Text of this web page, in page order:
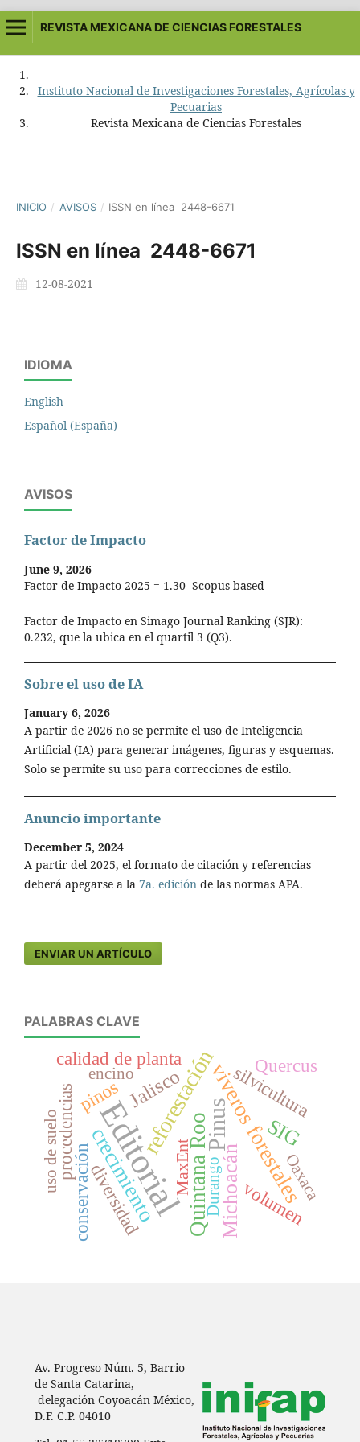
REVISTA MEXICANA DE CIENCIAS FORESTALES
Instituto Nacional de Investigaciones Forestales, Agrícolas y
Pecuarias
Revista Mexicana de Ciencias Forestales
INICIO / AVISOS / ISSN en línea 2448-6671
ISSN en línea 2448-6671
12-08-2021
IDIOMA
English
Español (España)
AVISOS
Factor de Impacto
June 9, 2026
Factor de Impacto 2025 = 1.30 Scopus based
Factor de Impacto en Simago Journal Ranking (SJR):
0.232, que la ubica en el quartil 3 (Q3).
Sobre el uso de IA
January 6, 2026
A partir de 2026 no se permite el uso de Inteligencia
Artificial (IA) para generar imágenes, figuras y esquemas.
Solo se permite su uso para correcciones de estilo.
Anuncio importante
December 5, 2024
A partir del 2025, el formato de citación y referencias
deberá apegarse a la 7a. edición de las normas APA.
ENVIAR UN ARTÍCULO
PALABRAS CLAVE
Editorial Pinus
reforestaciónviveros forestales
crecimiento Quintana RooMichoacán
SIG
Jalisco
conservación
procedencias
diversidad
calidad de planta
volumen
silvicultura
pinos
Quercus
MaxEnt Durango
uso de suelo Oaxaca
encino
Av. Progreso Núm. 5, Barrio
de Santa Catarina,
delegación Coyoacán México,
D.F. C.P. 04010